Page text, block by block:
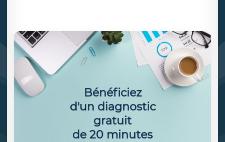
Bénéficiez
d'un diagnostic
gratuit
de 20 minutes